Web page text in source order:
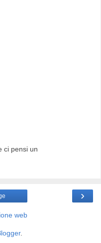
ci pensi un
›
web
.